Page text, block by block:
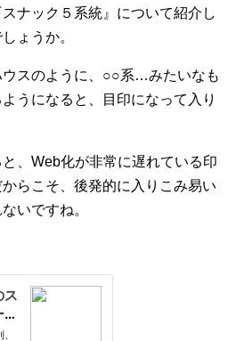
ナック５系統』について紹介し
ょうか。
スのように、○○系…みたいなも
うになると、目印になって入り
、Web化が非常に遅れている印
らこそ、後発的に入りこみ易い
いですね。